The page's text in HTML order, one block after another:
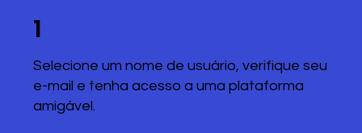
1
Selecione um nome de usuário, verifique seu
e-mail e tenha acesso a uma plataforma
amigável.